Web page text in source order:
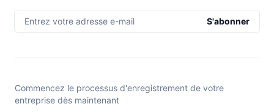
Entrez votre adresse e-mail S'abonner
Commencez le processus d'enregistrement de votre
entreprise dès maintenant